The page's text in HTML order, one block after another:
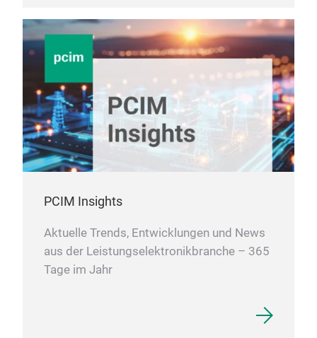
PCIM Insights
Aktuelle Trends, Entwicklungen und News
aus der Leistungselektronikbranche – 365
Tage im Jahr